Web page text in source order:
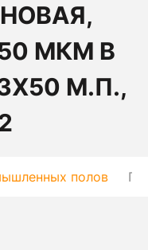
МКМ В
М.П.,
полов